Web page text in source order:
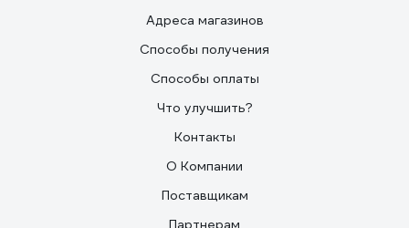
Адреса магазинов
Способы получения
Способы оплаты
Что улучшить?
Контакты
О Компании
Поставщикам
Партнерам